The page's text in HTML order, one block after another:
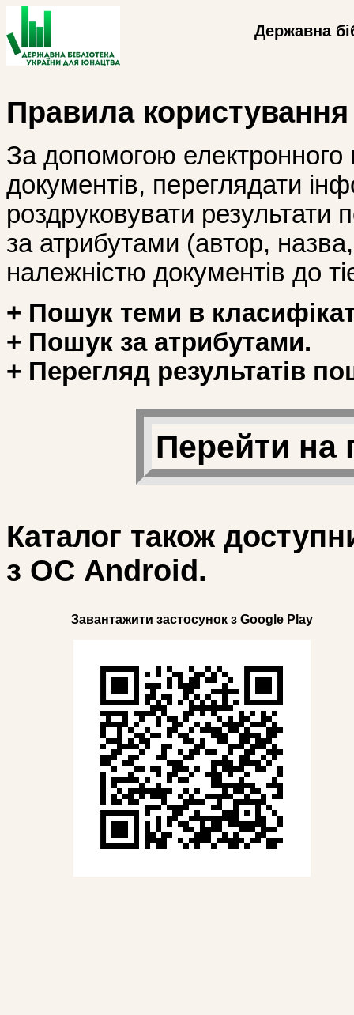
Державна
Правила
За допомогою
документів, переглядати
роздруковувати
за атрибутами (автор, назва,
належністю документів до
+ Пошук теми в
+ Пошук за атрибутами.
+ Перегляд результатів
Перейти на
Каталог також
з ОС Android.
Завантажити застосунок з Google Play